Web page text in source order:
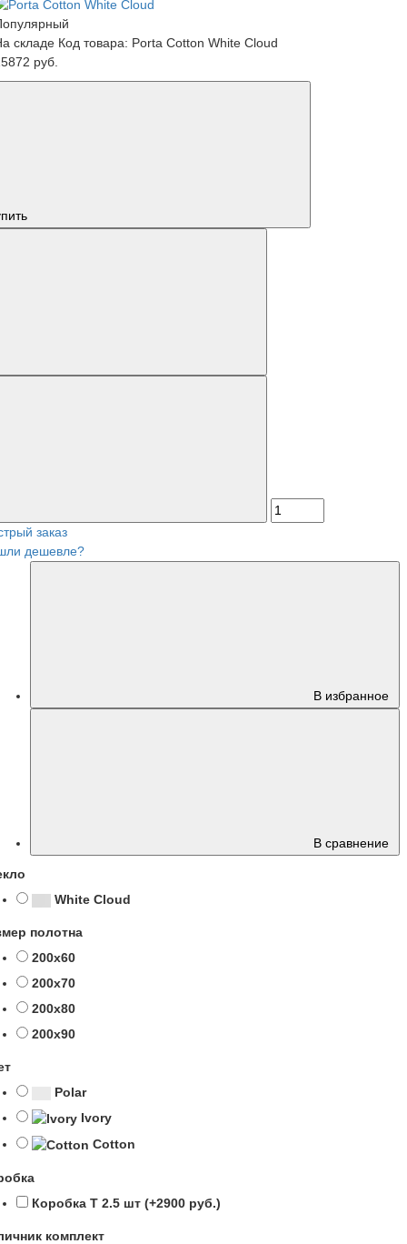
складе Код товара: Porta Cotton White Cloud
руб.
заказ
дешевле?
В избранное
В сравнение
White Cloud
полотна
200х60
200х70
200х80
200х90
Polar
Ivory
Cotton
Коробка Т 2.5 шт (+2900 руб.)
комплект